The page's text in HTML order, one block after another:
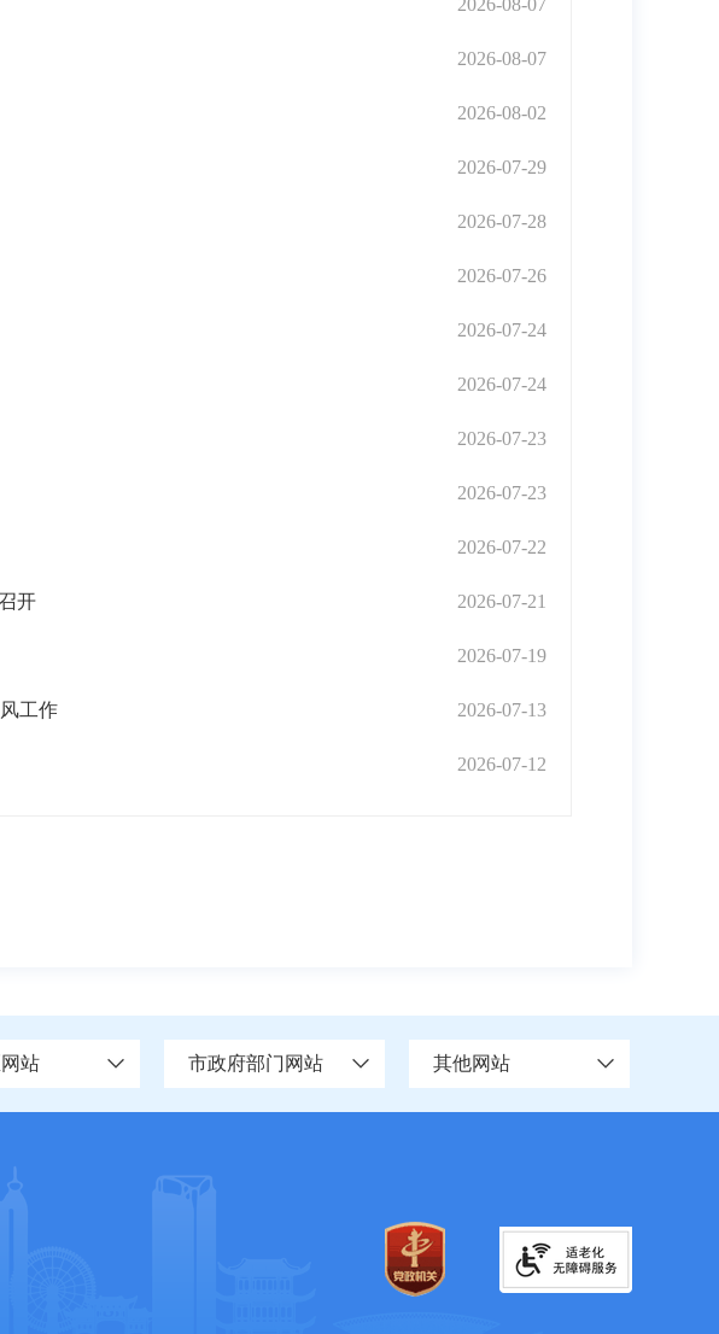
2026-08-07
2026-08-07
2026-08-02
2026-07-29
2026-07-28
2026-07-26
2026-07-24
2026-07-24
2026-07-23
2026-07-23
2026-07-22
开 2026-07-21
2026-07-19
工作 2026-07-13
2026-07-12
站 市政府部门网站 其他网站